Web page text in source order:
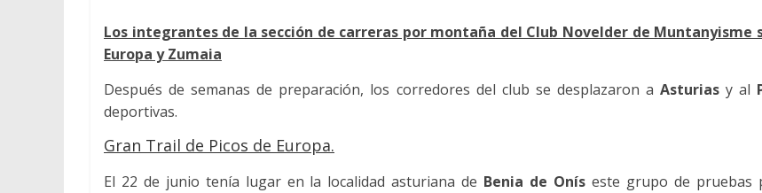
Los integrantes de la sección de carreras por montaña del Club Novelder de Muntanyisme
Europa y Zumaia
Después de semanas de preparación, los corredores del club se desplazaron aAsturias y al
deportivas.
Gran Trail de Picos de Europa.
El 22 de junio tenía lugar en la localidad asturiana de Benia de Oníseste grupo de pruebas